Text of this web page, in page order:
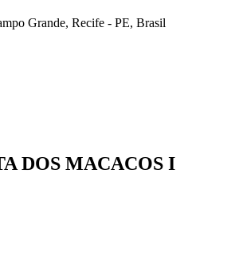
Grande, Recife - PE, Brasil
DOS MACACOS I